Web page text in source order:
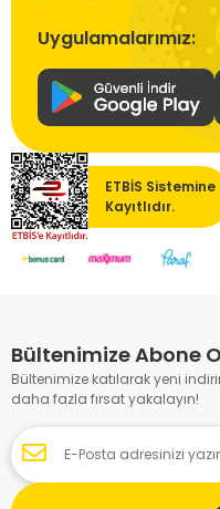
Uygulamalarımız:
ETBİS Sistemine
Kayıtlıdır.
Bültenimize Abone
Bültenimize katılarak yeni
daha fazla fırsat yakalayın!